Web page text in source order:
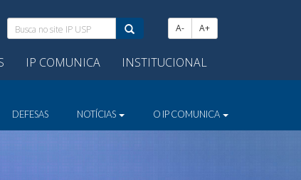
Busca
no
site
IP
A- A+
IP COMUNICA INSTITUCIONAL
DEFESAS NOTÍCIAS O IP COMUNICA